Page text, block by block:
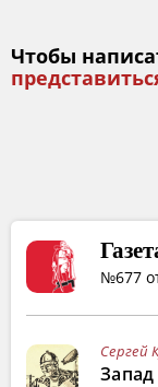
Чтобы
№677
Сергей
Запад